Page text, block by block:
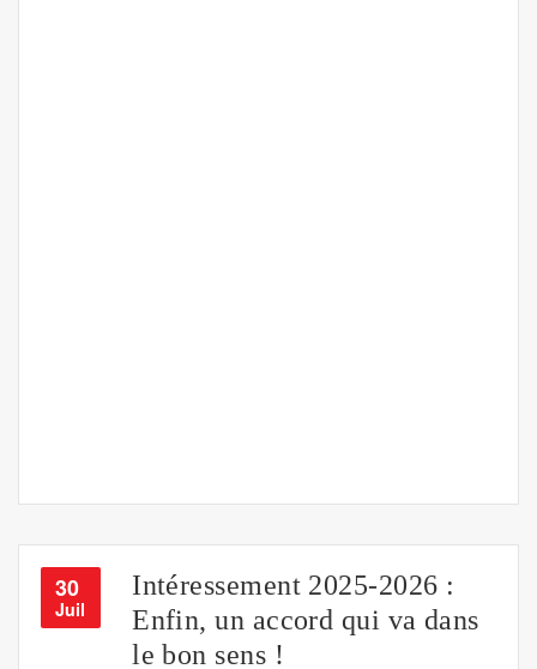
30
Juil
Intéressement 2025-2026 :
Enfin, un accord qui va dans
le bon sens !